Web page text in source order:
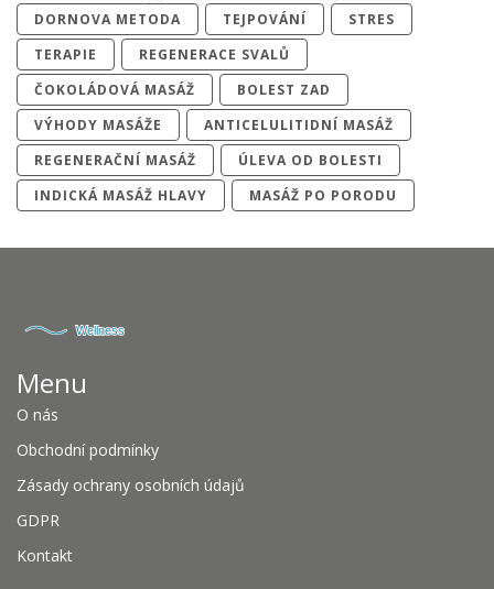
DORNOVA METODA
TEJPOVÁNÍ
STRES
TERAPIE
REGENERACE SVALŮ
ČOKOLÁDOVÁ MASÁŽ
BOLEST ZAD
VÝHODY MASÁŽE
ANTICELULITIDNÍ MASÁŽ
REGENERAČNÍ MASÁŽ
ÚLEVA OD BOLESTI
INDICKÁ MASÁŽ HLAVY
MASÁŽ PO PORODU
Menu
O nás
Obchodní podmínky
Zásady ochrany osobních údajů
GDPR
Kontakt